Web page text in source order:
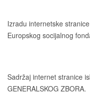
Izradu internetske
Europskog socijalnog
Sadržaj internet stranice
GENERALSKOG ZBORA.